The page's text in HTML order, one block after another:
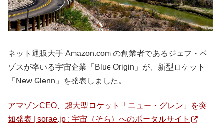
ネット通販大手 Amazon.com の創業者であるジェフ・ベ
ゾスが率いる宇宙企業「Blue Origin」が、新型ロケット
「New Glenn」を発表しました。
アマゾンCEO、超大型ロケット「ニュー・グレン」を突
如発表 | sorae.jp : 宇宙（そら）へのポータルサイト